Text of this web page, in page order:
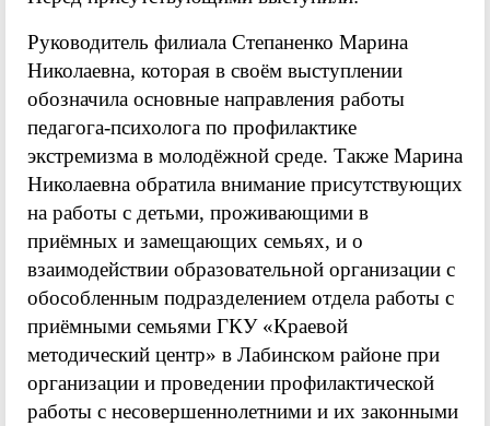
Руководитель филиала Степаненко Марина
Николаевна, которая в своём выступлении
обозначила основные направления работы
педагога-психолога по профилактике
экстремизма в молодёжной среде. Также Марина
Николаевна обратила внимание присутствующих
на работы с детьми, проживающими в
приёмных и замещающих семьях, и о
взаимодействии образовательной организации с
обособленным подразделением отдела работы с
приёмными семьями ГКУ «Краевой
методический центр» в Лабинском районе при
организации и проведении профилактической
работы с несовершеннолетними и их законными